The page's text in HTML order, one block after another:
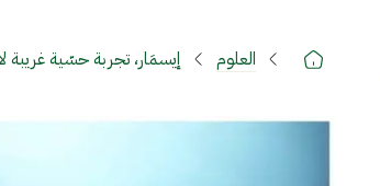
العلوم إيسمَار، تجربة حسّية